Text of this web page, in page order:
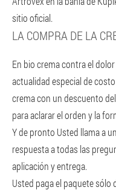
sitio oficial.
LA COMPRA DE LA
En bio crema contra el
actualidad especial de
crema con un descuento
para aclarar el orden y la
Y de pronto Usted llama a
respuesta a todas las
aplicación y entrega.
Usted paga el paquete sólo